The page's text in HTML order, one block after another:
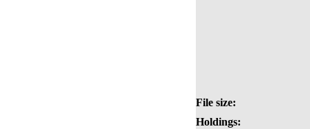
File size:
Holdings: